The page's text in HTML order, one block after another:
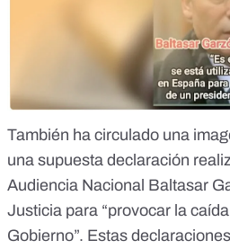
También ha circulado una
una supuesta declaración
Audiencia Nacional Baltasar
Justicia para “provocar la
Gobierno”. Estas declaraciones